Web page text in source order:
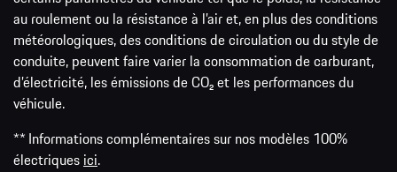
au roulement ou la résistance à l’air et, en plus des conditions
météorologiques, des conditions de circulation ou du style de
conduite, peuvent faire varier la consommation de carburant,
d’électricité, les émissions de CO₂ et les performances du
véhicule.
** Informations complémentaires sur nos modèles 100%
électriques ici.